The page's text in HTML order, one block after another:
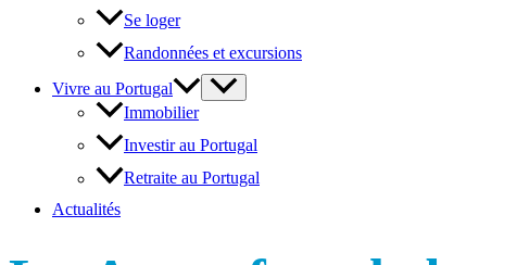
Se loger
Randonnées et excursions
Vivre au Portugal
Immobilier
Investir au Portugal
Retraite au Portugal
Actualités